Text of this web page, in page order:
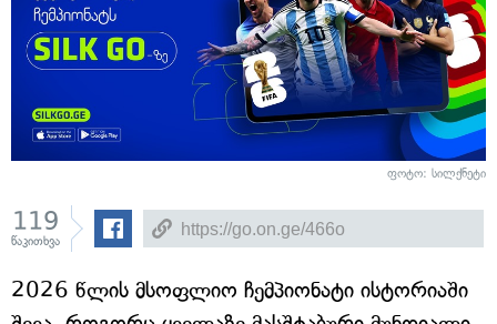
ფოტო: სილქნეტი
119
წაკითხვა
2026 წლის მსოფლიო ჩემპიონატი ისტორიაში